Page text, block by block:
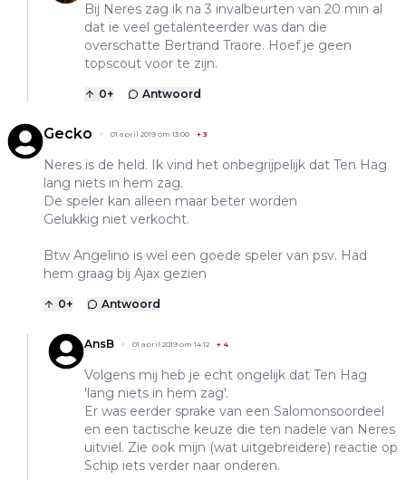
Bij Neres zag ik na 3 invalbeurten van 20 min al
dat ie veel getalenteerder was dan die
overschatte Bertrand Traore. Hoef je geen
topscout voor te zijn.
0+ Antwoord
Gecko 01 april 2019 om 13:00 + 3
Neres is de held. Ik vind het onbegrijpelijk dat Ten Hag
lang niets in hem zag.
De speler kan alleen maar beter worden
Gelukkig niet verkocht.
Btw Angelino is wel een goede speler van psv. Had
hem graag bij Ajax gezien
0+ Antwoord
AnsB 01 april 2019 om 14:12 + 4
Volgens mij heb je echt ongelijk dat Ten Hag
'lang niets in hem zag'.
Er was eerder sprake van een Salomonsoordeel
en een tactische keuze die ten nadele van Neres
uitviel. Zie ook mijn (wat uitgebreidere) reactie op
Schip iets verder naar onderen.